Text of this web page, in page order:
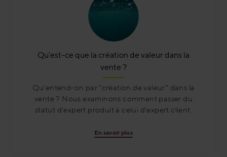
Qu'est-ce que la création de valeur dans la
vente ?
Qu'entend-on par "création de valeur" dans la
vente ? Nous examinons comment passer du
statut d'expert produit à celui d'expert client.
En savoir plus